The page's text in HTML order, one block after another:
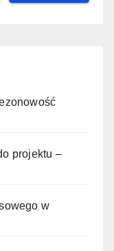
projektu –
w